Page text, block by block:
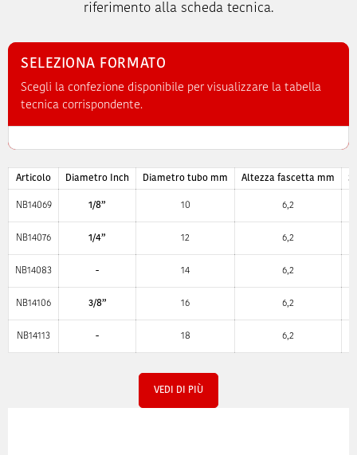
riferimento alla scheda tecnica.
SELEZIONA FORMATO
Scegli la confezione disponibile per visualizzare la tabella
tecnica corrispondente.
Articolo Diametro Inch Diametro tubo mm Altezza fascetta mm
NB14069 1/8” 10 6,2
NB14076 1/4” 12 6,2
NB14083 - 14 6,2
NB14106 3/8” 16 6,2
NB14113 - 18 6,2
VEDI DI PIÙ